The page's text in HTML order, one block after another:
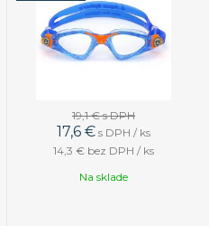
19,1 €s DPH
17,6 € s DPH / ks
14,3 € bez DPH / ks
Na sklade